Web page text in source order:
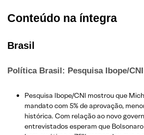
Conteúdo na íntegra
Brasil
Política Brasil: Pesquisa Ibope/
Pesquisa Ibope/CNI mostrou que
mandato com 5% de aprovação,
histórica. Com relação ao novo
entrevistados esperam que